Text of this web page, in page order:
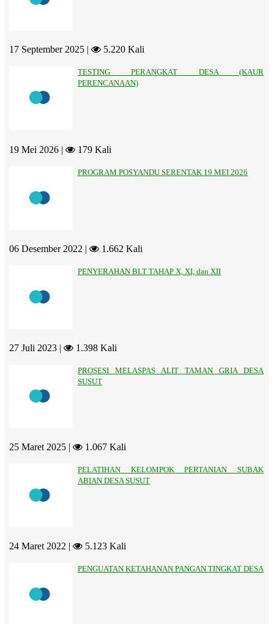
17 September 2025 | 5.220 Kali
TESTING PERANGKAT DESA (KAUR
PERENCANAAN)
19 Mei 2026 | 179 Kali
PROGRAM POSYANDU SERENTAK 19 MEI 2026
06 Desember 2022 | 1.662 Kali
PENYERAHAN BLT TAHAP X, XI, dan XII
27 Juli 2023 | 1.398 Kali
PROSESI MELASPAS ALIT TAMAN GRIA DESA
SUSUT
25 Maret 2025 | 1.067 Kali
PELATIHAN KELOMPOK PERTANIAN SUBAK
ABIAN DESA SUSUT
24 Maret 2022 | 5.123 Kali
PENGUATAN KETAHANAN PANGAN TINGKAT DESA